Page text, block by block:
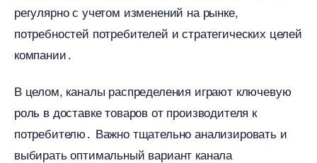
регулярно с учетом изменений на рынке,
потребностей потребителей и стратегических целей
компании․
целом, каналы распределения играют ключевую
роль в доставке товаров от производителя к
потребителю․ Важно тщательно анализировать и
ыбирать оптимальный вариант канала